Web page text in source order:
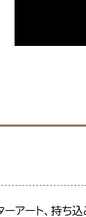
ーアート、持